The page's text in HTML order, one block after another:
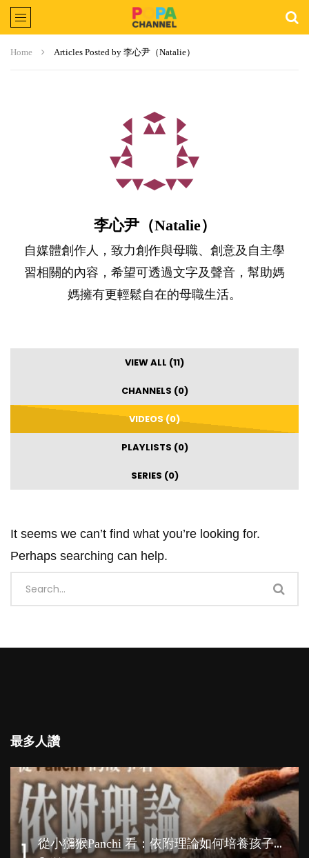
Home Articles Posted by 李心尹（Natalie）
李心尹（Natalie）
自媒體創作人，致力創作與母職、創意及自主學
習相關的內容，希望可透過文字及聲音，幫助媽
媽擁有更輕鬆自在的母職生活。
VIEW ALL (11)
CHANNELS (0)
VIDEOS (0)
PLAYLISTS (0)
SERIES (0)
It seems we can’t find what you’re looking for.
Perhaps searching can help.
最多人讚
1 從
小獼猴Panchi 看：依附理論如何培養孩子心理韌性？